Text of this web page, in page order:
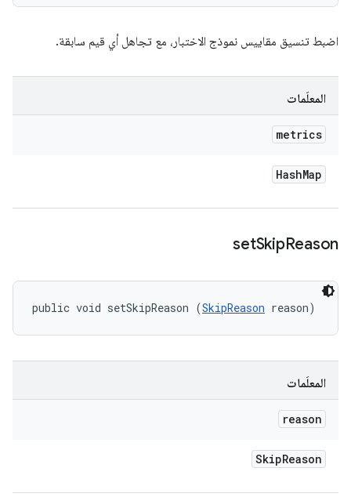
اضبط تنسيق مقاييس نموذج الاختبار، مع تجاهل أي قيم سابقة.
المعلَمات
metrics
HashMap
setSkipReason
public void setSkipReason (SkipReason reason)
المعلَمات
reason
SkipReason